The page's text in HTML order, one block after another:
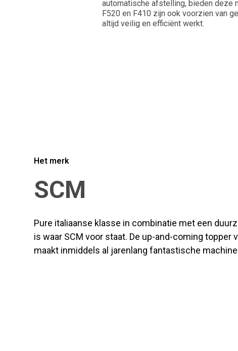
automatische afstelling, bieden deze
F520 en F410 zijn ook voorzien van
altijd veilig en efficiënt werkt.
Het merk
SCM
Pure italiaanse klasse in combinatie met een
is waar SCM voor staat. De up-and-coming topper
maakt inmiddels al jarenlang fantastische